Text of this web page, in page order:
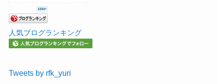
人気ブログランキング
Tweets by rfk_yuri